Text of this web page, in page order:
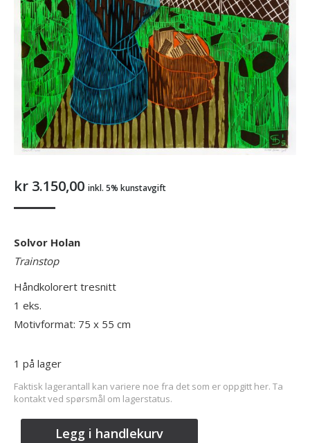
kr 3.150,00 inkl. 5% kunstavgift
Solvor Holan
Trainstop
Håndkolorert tresnitt
1 eks.
Motivformat: 75 x 55 cm
1 på lager
Faktisk lagerantall kan variere noe fra det som er oppgitt her. Ta
kontakt ved spørsmål om lagerstatus.
Legg i handlekurv